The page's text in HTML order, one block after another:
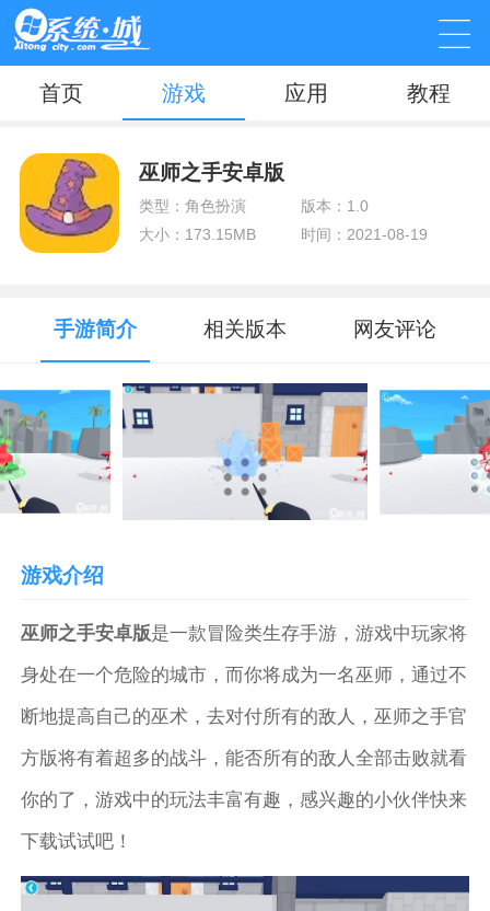
首页 游戏 应用 教程
巫师之手安卓版
类型：角色扮演
版本：1.0
大小：173.15MB
时间：2021-08-19
手游简介 相关版本 网友评论
游戏介绍
巫师之手安卓版是一款冒险类生存手游，游戏中玩家将
身处在一个危险的城市，而你将成为一名巫师，通过不
断地提高自己的巫术，去对付所有的敌人，巫师之手官
方版将有着超多的战斗，能否所有的敌人全部击败就看
你的了，游戏中的玩法丰富有趣，感兴趣的小伙伴快来
下载试试吧！